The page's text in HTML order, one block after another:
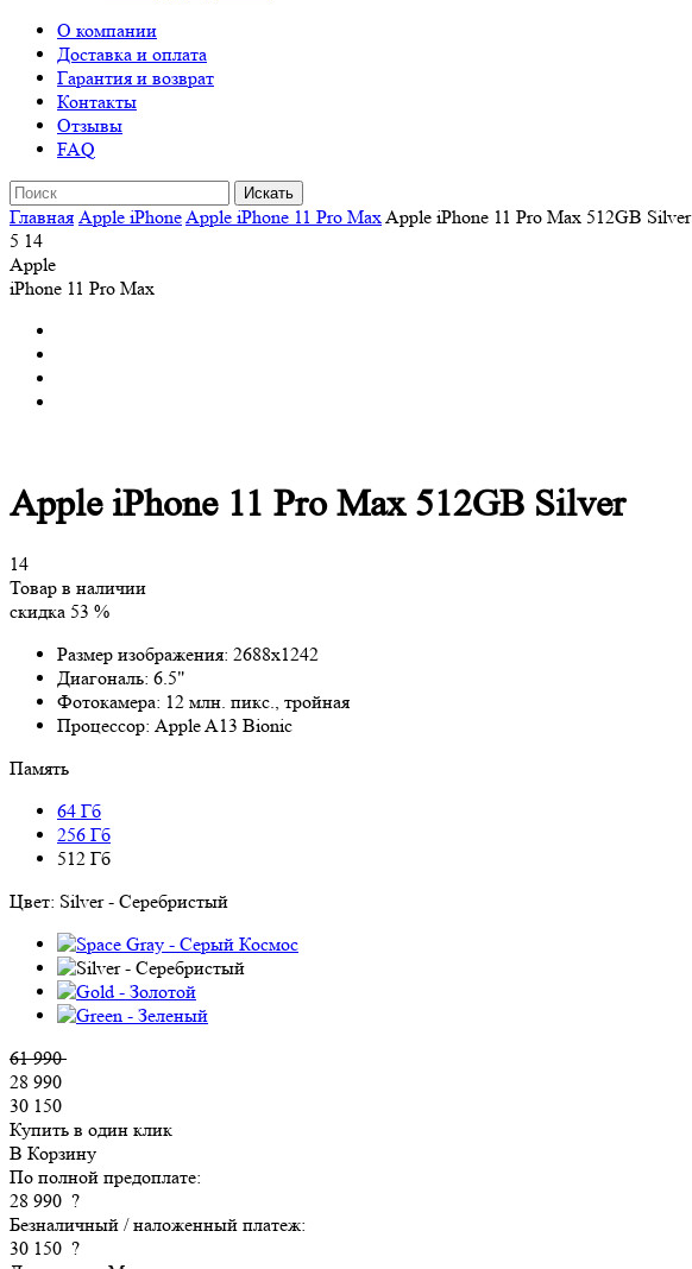
О компании
Доставка и оплата
Гарантия и возврат
Контакты
Отзывы
FAQ
Главная Apple iPhoneApple iPhone 11 Pro MaxApple iPhone 11 Pro Max 512GB Silver
5 14
Apple
iPhone 11 Pro Max
Apple iPhone 11 Pro Max 512GB Silver
14
Товар в наличии
скидка 53 %
Размер изображения: 2688x1242
Диагональ: 6.5"
Фотокамера: 12 млн. пикс., тройная
Процессор: Apple A13 Bionic
Память
64 Гб
256 Гб
512 Гб
Цвет: Silver - Серебристый
61 990
28 990
30 150
Купить в один клик
В Корзину
По полной предоплате:
28 990 ?
Безналичный / наложенный платеж:
30 150 ?